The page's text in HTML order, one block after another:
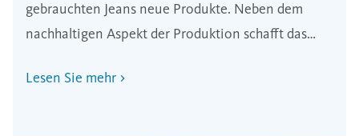
gebrauchten Jeans neue Produkte. Neben dem
nachhaltigen Aspekt der Produktion schafft das
Lesen Sie mehr